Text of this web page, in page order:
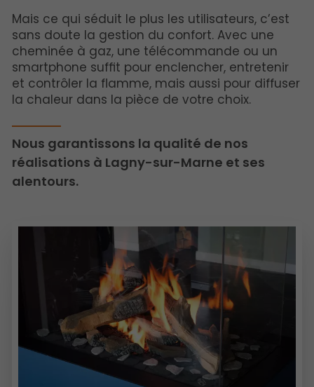
Mais ce qui séduit le plus les utilisateurs, c’est
sans doute la gestion du confort. Avec une
cheminée à gaz, une télécommande ou un
smartphone suffit pour enclencher, entretenir
et contrôler la flamme, mais aussi pour diffuser
la chaleur dans la pièce de votre choix.
Nous garantissons la qualité de nos
réalisations à Lagny-sur-Marne et ses
alentours.